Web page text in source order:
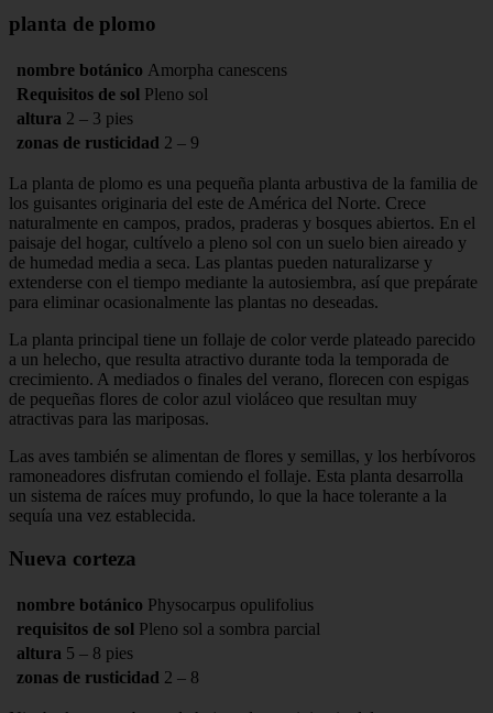
planta de plomo
nombre botánico Amorpha canescens
Requisitos de sol Pleno sol
altura 2 – 3 pies
zonas de rusticidad 2 – 9
La planta de plomo es una pequeña planta arbustiva de la familia de
los guisantes originaria del este de América del Norte. Crece
naturalmente en campos, prados, praderas y bosques abiertos. En el
paisaje del hogar, cultívelo a pleno sol con un suelo bien aireado y
de humedad media a seca. Las plantas pueden naturalizarse y
extenderse con el tiempo mediante la autosiembra, así que prepárate
para eliminar ocasionalmente las plantas no deseadas.
La planta principal tiene un follaje de color verde plateado parecido
a un helecho, que resulta atractivo durante toda la temporada de
crecimiento. A mediados o finales del verano, florecen con espigas
de pequeñas flores de color azul violáceo que resultan muy
atractivas para las mariposas.
Las aves también se alimentan de flores y semillas, y los herbívoros
ramoneadores disfrutan comiendo el follaje. Esta planta desarrolla
un sistema de raíces muy profundo, lo que la hace tolerante a la
sequía una vez establecida.
Nueva corteza
nombre botánico Physocarpus opulifolius
requisitos de sol Pleno sol a sombra parcial
altura 5 – 8 pies
zonas de rusticidad 2 – 8